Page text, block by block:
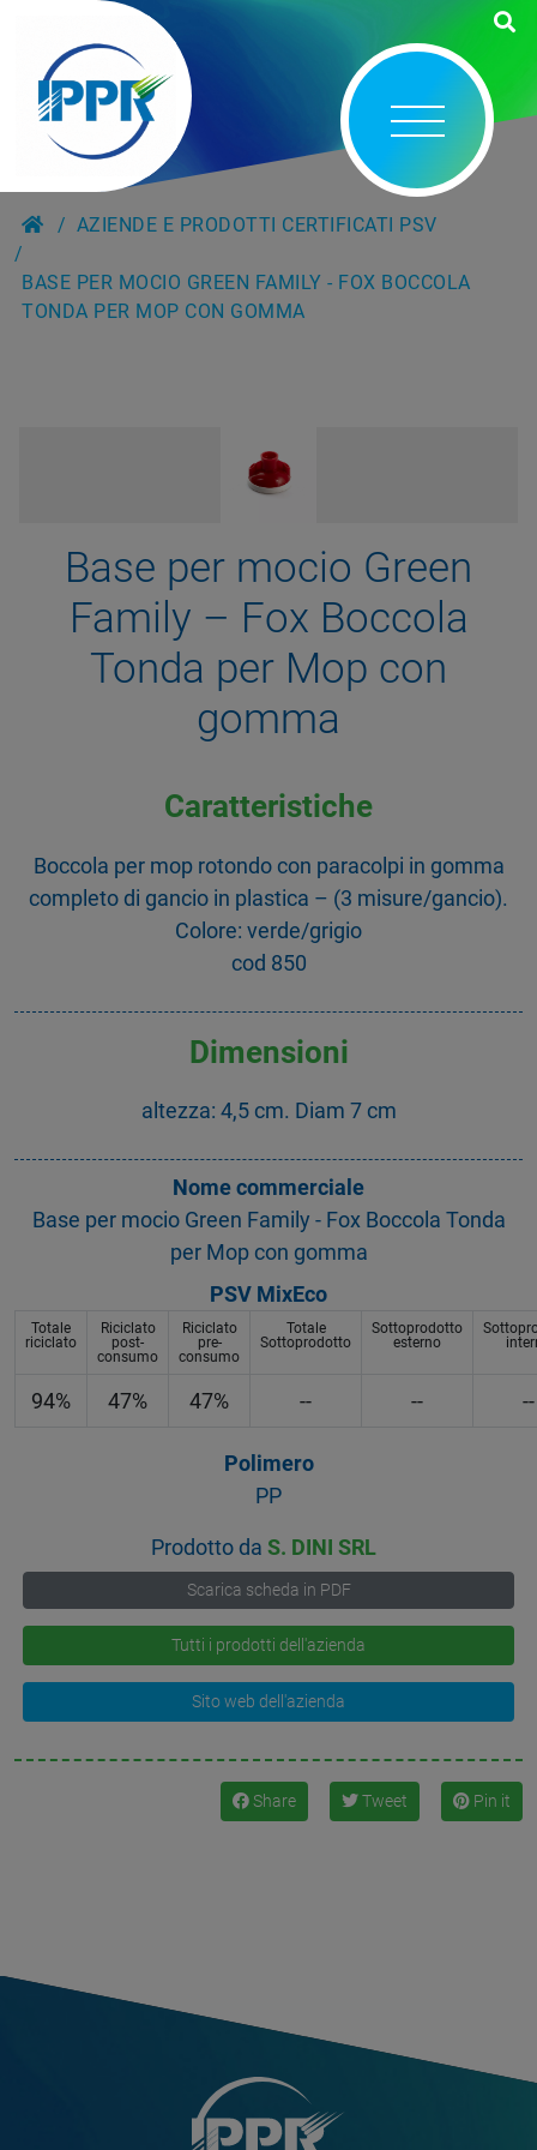
AZIENDE E PRODOTTI CERTIFICATI PSV
BASE PER MOCIO GREEN FAMILY - FOX BOCCOLA
TONDA PER MOP CON GOMMA
Base per mocio Green
Family – Fox Boccola
Tonda per Mop con
gomma
Caratteristiche
Boccola per mop rotondo con paracolpi in gomma
completo di gancio in plastica – (3 misure/gancio).
Colore: verde/grigio
cod 850
Dimensioni
altezza: 4,5 cm. Diam 7 cm
Nome commerciale
Base per mocio Green Family - Fox Boccola Tonda
per Mop con gomma
PSV MixEco
Totale
riciclato
Riciclato
post-
consumo
Riciclato
pre-
consumo
Totale
Sottoprodotto
Sottoprodotto
esterno
94% 47% 47% -- -- --
Polimero
PP
Prodotto daS. DINI SRL
Scarica scheda in PDF
Tutti i prodotti dell'azienda
Sito web dell'azienda
Share Tweet Pin it